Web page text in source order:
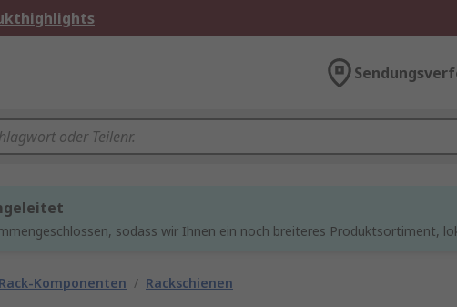
sodass wir Ihnen ein noch breiteres Produktsortiment,
Komponenten / Rackschienen